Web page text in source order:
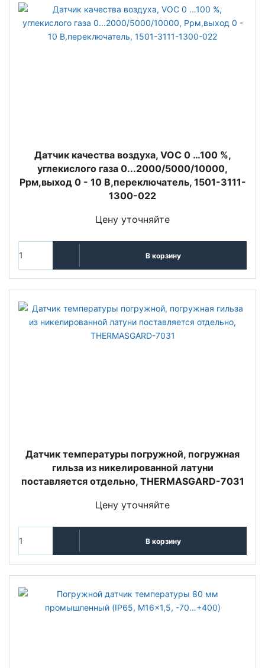
Датчик качества воздуха, VOC 0 …100 %,
углекислого газа 0...2000/5000/10000,
Ppм,выход 0 - 10 В,переключатель, 1501-3111-
1300-022
Цену уточняйте
В корзину
Датчик температуры погружной, погружная
гильза из никелированной латуни
поставляется отдельно, THERMASGARD-7031
Цену уточняйте
В корзину